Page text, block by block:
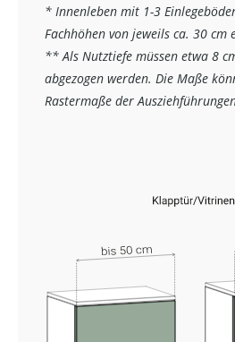
* Innenleben mit 1-3
Fachhöhen von jeweils ca. 30 cm
** Als Nutztiefe müssen etwa 8
abgezogen werden. Die Maße
Rastermaße der